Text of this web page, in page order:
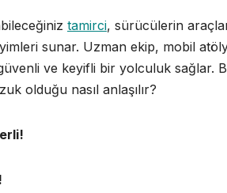
tamirci, sürücülerin
sunar. Uzman ekip, mobil
ve keyifli bir yolculuk sağlar.
olduğu nasıl anlaşılır?